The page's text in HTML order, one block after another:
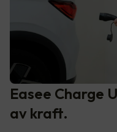
Easee Charge
av kraft.